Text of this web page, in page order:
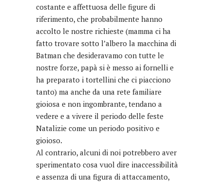
costante e affettuosa delle figure di
riferimento, che probabilmente hanno
accolto le nostre richieste (mamma ci ha
fatto trovare sotto l’albero la macchina di
Batman che desideravamo con tutte le
nostre forze, papà si è messo ai fornelli e
ha preparato i tortellini che ci piacciono
tanto) ma anche da una rete familiare
gioiosa e non ingombrante, tendano a
vedere e a vivere il periodo delle feste
Natalizie come un periodo positivo e
gioioso.
Al contrario, alcuni di noi potrebbero aver
sperimentato cosa vuol dire inaccessibilità
e assenza di una figura di attaccamento,